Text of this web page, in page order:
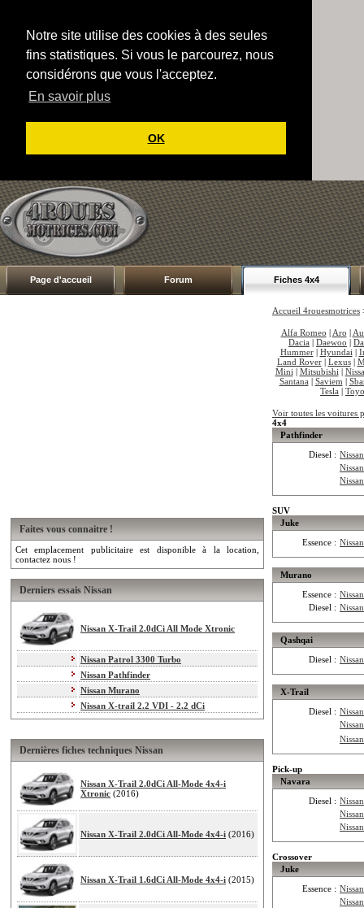
Notre site utilise des cookies à des seules
fins statistiques. Si vous le parcourez, nous
considérons que vous l'acceptez.
En savoir plus
OK
Page d'accueil Forum Fiches 4x4
Faites vous connaitre !
Cet emplacement publicitaire est disponible à la location,
contactez nous !
Derniers essais Nissan
Nissan X-Trail 2.0dCi All Mode Xtronic
Nissan Patrol 3300 Turbo
Nissan Pathfinder
Nissan Murano
Nissan X-trail 2.2 VDI - 2.2 dCi
Dernières fiches techniques Nissan
Nissan X-Trail 2.0dCi All-Mode 4x4-i
Xtronic (2016)
Nissan X-Trail 2.0dCi All-Mode 4x4-i (2016)
Nissan X-Trail 1.6dCi All-Mode 4x4-i (2015)
Accueil 4rouesmotrices
Alfa Romeo | Aro |
Dacia | Daewoo |
Hummer| Hyundai |
Land Rover| Lexus|
Mini | Mitsubishi |
Santana | Saviem |
Tesla |
Voir toutes les voitures
4x4
Pathfinder
Diesel :
SUV
Juke
Essence :
Murano
Essence :
Diesel :
Qashqai
Diesel :
X-Trail
Diesel :
Pick-up
Navara
Diesel :
Crossover
Juke
Essence :